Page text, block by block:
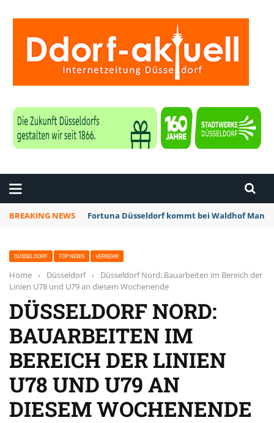
BREAKING NEWS Fortuna Düsseldorf kommt bei Waldhof
DÜSSELDORF TOP NEWS VERKEHR
Home › Düsseldorf ›
Düsseldorf Nord: Bauarbeiten im Bereich der
Linien U78 und U79 an diesem Wochenende
DÜSSELDORF NORD:
BAUARBEITEN IM
BEREICH DER LINIEN
U78 UND U79 AN
DIESEM WOCHENENDE